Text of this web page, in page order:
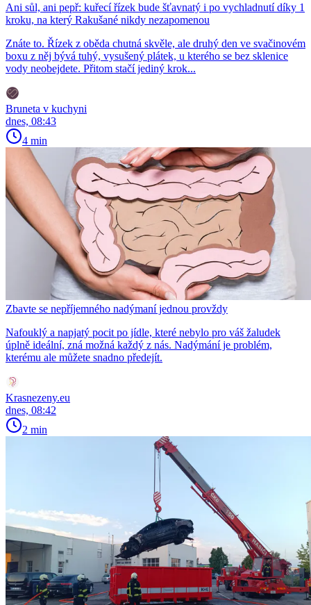
Ani sůl, ani pepř: kuřecí řízek bude šťavnatý i po vychladnutí díky 1
kroku, na který Rakušané nikdy nezapomenou
Znáte to. Řízek z oběda chutná skvěle, ale druhý den ve svačinovém
boxu z něj bývá tuhý, vysušený plátek, u kterého se bez sklenice
vody neobejdete. Přitom stačí jediný krok...
Bruneta v kuchyni
dnes, 08:43
4 min
Zbavte se nepříjemného nadýmaní jednou provždy
Nafouklý a napjatý pocit po jídle, které nebylo pro váš žaludek
úplně ideální, zná možná každý z nás. Nadýmání je problém,
kterému ale můžete snadno předejít.
Krasnezeny.eu
dnes, 08:42
2 min